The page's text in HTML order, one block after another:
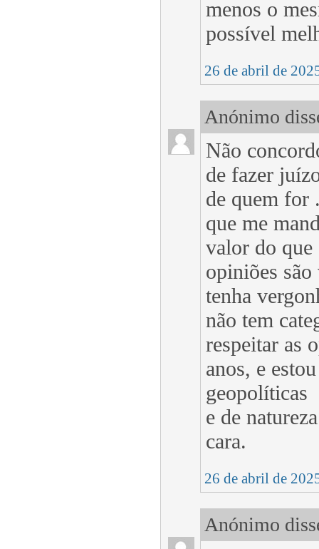
menos o
possível
26 de abril de
Anónimo
Não
de fazer
de quem for
que me
valor do que
opiniões
tenha
não tem
respeitar as
anos, e
geopolíticas
e de
cara.
26 de abril de
Anónimo